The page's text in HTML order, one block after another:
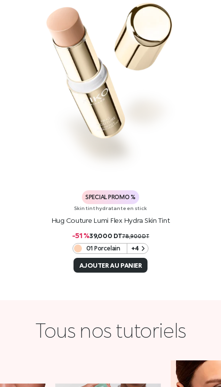
SPECIAL PROMO %
Skin tint hydratante en stick
Hug Couture Lumi Flex Hydra Skin Tint
-51 %39,000 DT78,900DT
01 Porcelain +4
AJOUTER AU PANIER
Tous nos tutoriels